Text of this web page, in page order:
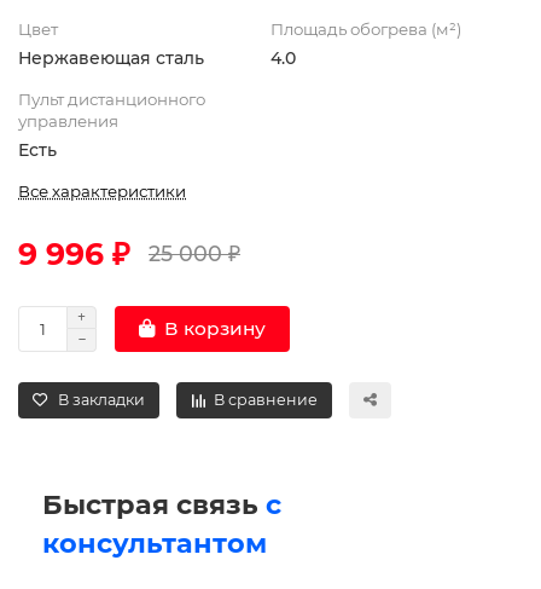
Цвет
Нержавеющая сталь
Площадь обогрева (м²)
4.0
Пульт дистанционного
управления
Есть
Все характеристики
9 996 ₽ 25 000 ₽
В корзину
В закладки В сравнение
Быстрая связь с
консультантом